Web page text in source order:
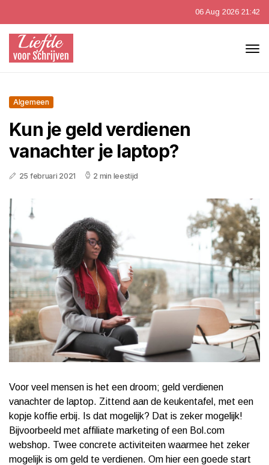
06 Aug 2026 21:42
Algemeen
Kun je geld verdienen
vanachter je laptop?
25 februari 2021 2 min leestijd
Voor veel mensen is het een droom; geld verdienen
vanachter de laptop. Zittend aan de keukentafel, met een
kopje koffie erbij. Is dat mogelijk? Dat is zeker mogelijk!
Bijvoorbeeld met affiliate marketing of een Bol.com
webshop. Twee concrete activiteiten waarmee het zeker
mogelijk is om geld te verdienen. Om hier een goede start